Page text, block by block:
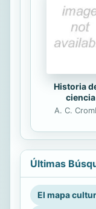
Historia
ciencia
A. C.
Últimas
El mapa